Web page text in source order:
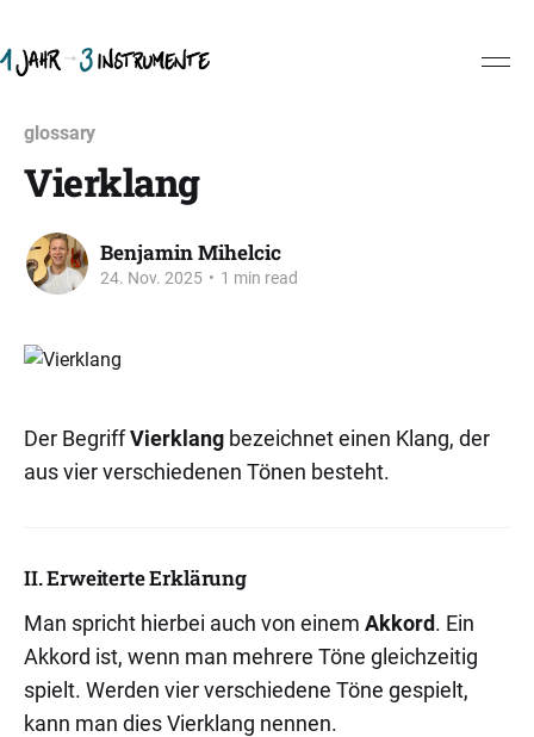
glossary
Vierklang
Benjamin Mihelcic
24. Nov. 2025 • 1 min read
Der BegriffVierklang bezeichnet einen Klang, der
aus vier verschiedenen Tönen besteht.
II. Erweiterte Erklärung
Man spricht hierbei auch von einem Akkord. Ein
Akkord ist, wenn man mehrere Töne gleichzeitig
spielt. Werden vier verschiedene Töne gespielt,
kann man dies Vierklang nennen.